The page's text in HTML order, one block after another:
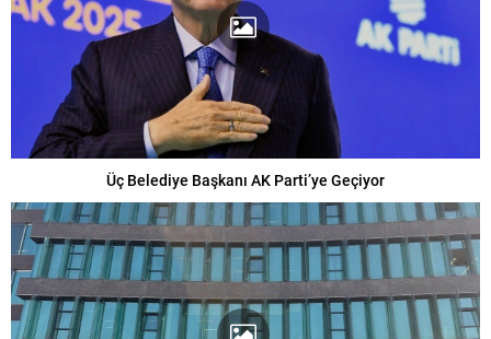
Üç Belediye Başkanı AK Parti’ye Geçiyor